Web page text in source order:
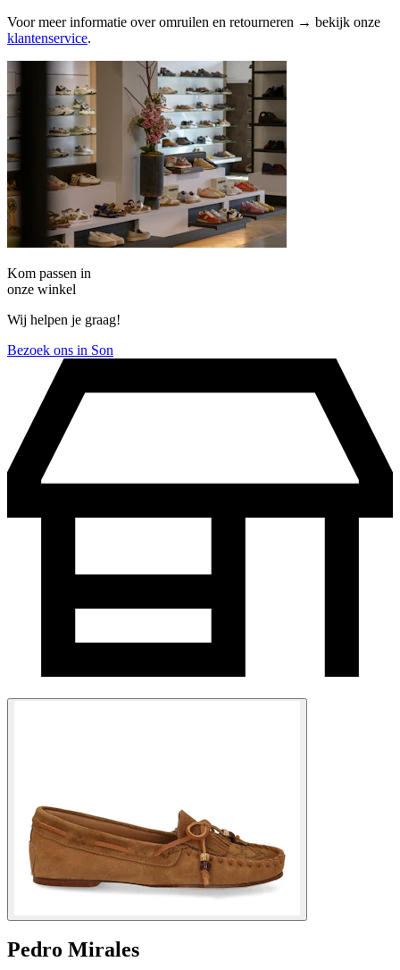
Voor meer informatie over omruilen en retourneren → bekijk onze
klantenservice.
Kom passen in
onze winkel
Wij helpen je graag!
Bezoek ons in Son
Pedro Mirales